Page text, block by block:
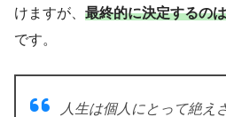
けますが、 最終的に決定するの
です。
人生は個人にとって絶え